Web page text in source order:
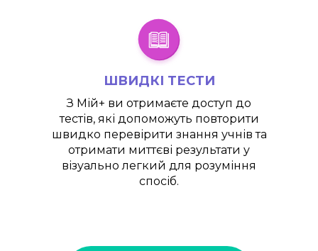
ШВИДКІ ТЕСТИ
З Мій+ ви отримаєте доступ до
тестів, які допоможуть повторити
швидко перевірити знання учнів та
отримати миттєві результати у
візуально легкий для розуміння
спосіб.